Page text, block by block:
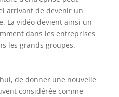
arrivant de devenir un
La vidéo devient ainsi un
dans les entreprises
les grands groupes.
de donner une nouvelle
considérée comme